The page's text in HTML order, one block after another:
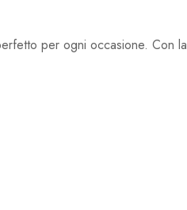
per ogni occasione. Con la